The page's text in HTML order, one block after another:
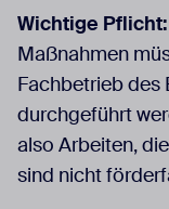
Wichtige Pflicht:
Maßnahmen
Fachbetrieb des
durchgeführt
also Arbeiten,
sind nicht